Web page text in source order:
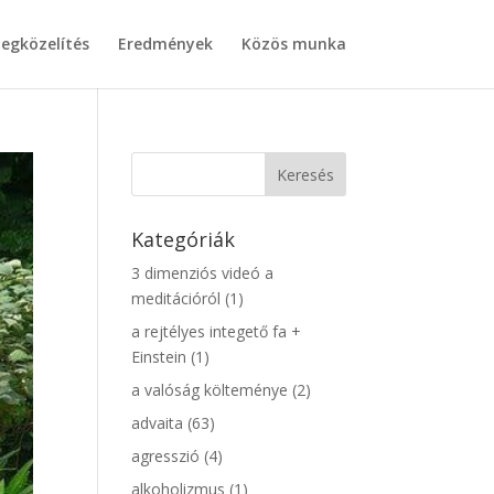
Eredmények Közös munka
Kategóriák
3 dimenziós videó a
meditációról (1)
a rejtélyes integető fa +
Einstein (1)
a valóság költeménye (2)
advaita (63)
agresszió (4)
alkoholizmus (1)